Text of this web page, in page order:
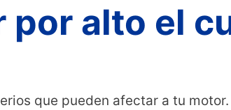
alto el
que pueden afectar a tu